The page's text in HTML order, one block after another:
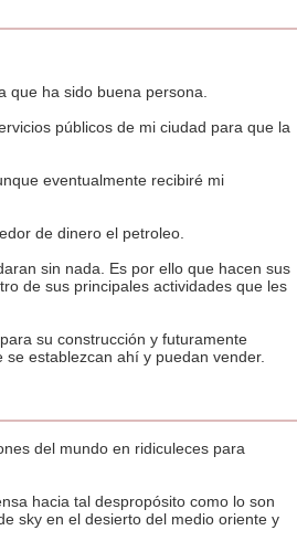
ha sido buena persona.
públicos de mi ciudad para que la
eventualmente recibiré mi
de dinero el petroleo.
sin nada. Es por ello que hacen sus
de sus principales actividades que les
su construcción y futuramente
establezcan ahí y puedan vender.
del mundo en ridiculeces para
hacia tal despropósito como lo son
sky en el desierto del medio oriente y